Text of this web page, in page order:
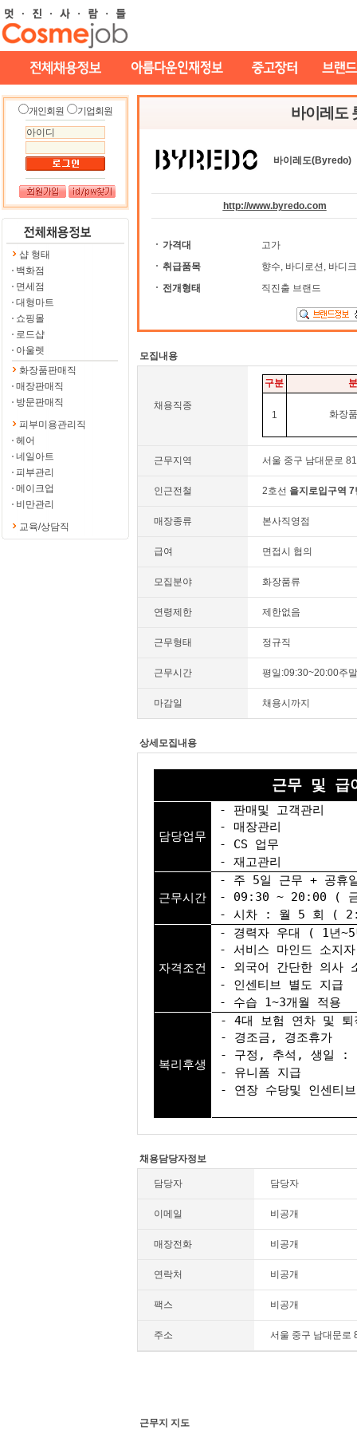
개인회원 기업회원
샵 형태
백화점
면세점
대형마트
쇼핑몰
로드샵
아울렛
화장품판매직
매장판매직
방문판매직
피부미용관리직
헤어
네일아트
피부관리
메이크업
비만관리
교육/상담직
바이레도
바이레도(Byredo)
http://www.byredo.com
가격대
고가
취급품목
향수, 바디로션, 바디
전개형태
직진출 브랜드
모집내용
채용직종
구분
1 화장
근무지역 서울 중구 남대문로
인근전철 2호선 을지로입구역 7
매장종류 본사직영점
급여 면접시 협의
모집분야 화장품류
연령제한 제한없음
근무형태 정규직
근무시간 평일:09:30~20:00주
마감일 채용시까지
상세모집내용
근무 및 급
담당업무
- 판매및 고객관리
- 매장관리
- CS 업무
- 재고관리
근무시간
- 주 5일 근무 + 공휴
- 09:30 ~ 20:00 (
- 시차 : 월 5 회 (
자격조건
- 경력자 우대 ( 1년
- 서비스 마인드 소지자
- 외국어 간단한 의사
- 인센티브 별도 지급
- 수습 1~3개월 적용
복리후생
- 4대 보험 연차 및 퇴
- 경조금, 경조휴가
- 구정, 추석, 생일 :
- 유니폼 지급
- 연장 수당및 인센티
채용담당자정보
담당자 담당자
이메일 비공개
매장전화 비공개
연락처 비공개
팩스 비공개
주소 서울 중구 남대문로
근무지 지도